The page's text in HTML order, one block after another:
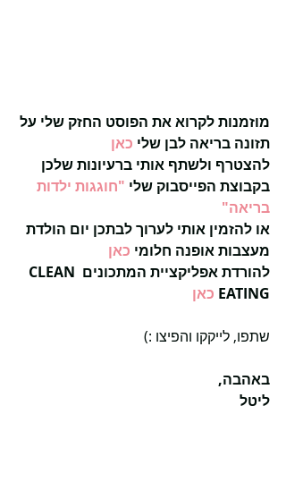
מוזמנות לקרוא את הפוסט החזק שלי על
תזונה בריאה לבן שלי כאן
להצטרף ולשתף אותי ברעיונות שלכן
בקבוצת הפייסבוק שלי "חוגגות ילדות
בריאה"
או להזמין אותי לערוך לבתכן יום הולדת
מעצבות אופנה חלומי כאן
להורדת אפליקציית המתכונים CLEAN
EATING כאן
שתפו, לייקקו והפיצו :)
באהבה,
ליטל